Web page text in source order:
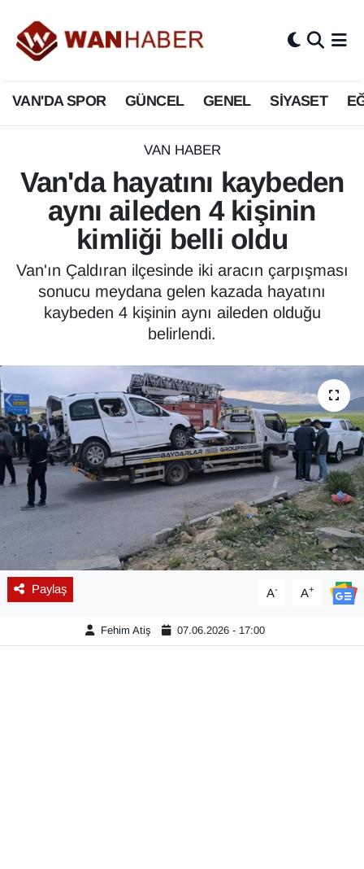
VAN'DA SPOR GÜNCEL GENEL SİYASET
VAN HABER
Van'da hayatını kaybeden
aynı aileden 4 kişinin
kimliği belli oldu
Van'ın Çaldıran ilçesinde iki aracın çarpışması
sonucu meydana gelen kazada hayatını
kaybeden 4 kişinin aynı aileden olduğu
belirlendi.
Paylaş A- A+
Fehim Atiş 07.06.2026 - 17:00
3.SAYFA
ASAYİŞ
BİLİM VE TEKNOLOJİ
Biyografi
Bölge Haberleri
ÇEVRE
Deprem
Diğer
DÜNYA
EĞİTİM
EKONOMİ
Eleman
Emlak
En çok konuşulanlar
Van Nöbetçi Eczaneler
Van Hava Durumu
Van Namaz Vakitleri
Van Trafik Yoğunluk Haritası
Süper Lig Puan Durumu ve Fikstür
Tüm Manşetler
Son Dakika Haberleri